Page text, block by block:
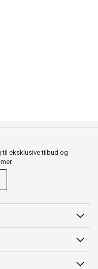
til eksklusive tilbud og